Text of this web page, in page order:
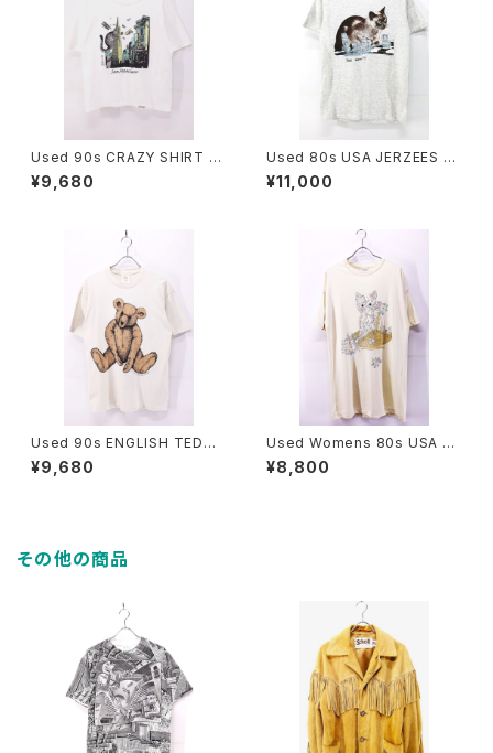
Used 90s CRAZY SHIRT Kl
iban cat King Kong Parody
Pop Art Graphic T-Shirt Siz
¥9,680
Used 80s USA JERZEES Yo
ur Move Siamese Cat Anim
al Graphic T-Shirt Size M
¥11,000
Used 90s ENGLISH TEDDY
BEAR COMPANY Both Side
Graphic T-Shirt Size M 古着
¥9,680
Used Womens 80s USA MI
LACA Ivory Color Cat Fanc
y Long T-Shirt Size Free 古
¥8,800
その他の商品